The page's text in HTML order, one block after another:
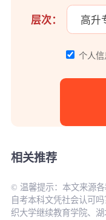
层次：
个人信
相关推荐
© 温馨提示：本文来源
自考本科文凭社会认可
织大学继续教育学院、